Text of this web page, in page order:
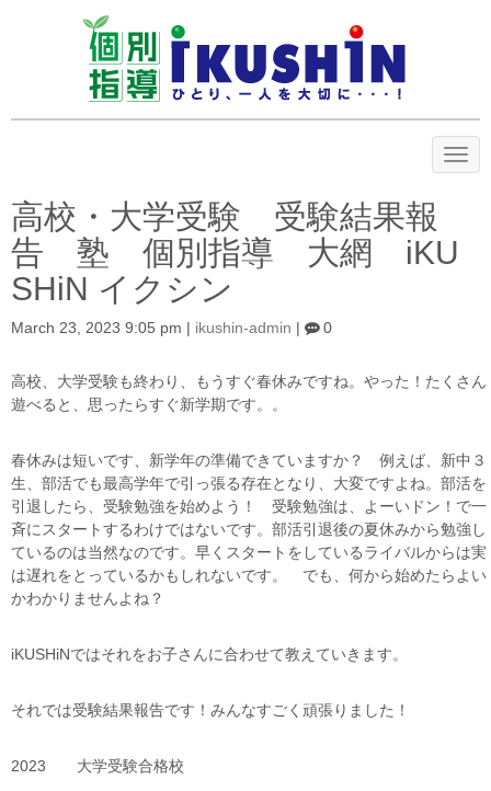
N
a
a
t
高校・大学受験 受験結果報
告 塾 個別指導 大網 iKU
SHiN イクシン
March 23, 2023 9:05 pm | ikushin-admin | 0
高校、大学受験も終わり、もうすぐ春休みですね。やった！たくさん
遊べると、思ったらすぐ新学期です。。
春休みは短いです、新学年の準備できていますか？ 例えば、新中３
生、部活でも最高学年で引っ張る存在となり、大変ですよね。部活を
引退したら、受験勉強を始めよう！ 受験勉強は、よーいドン！で一
斉にスタートするわけではないです。部活引退後の夏休みから勉強し
ているのは当然なのです。早くスタートをしているライバルからは実
は遅れをとっているかもしれないです。 でも、何から始めたらよい
かわかりませんよね？
iKUSHiNではそれをお子さんに合わせて教えていきます。
それでは受験結果報告です！みんなすごく頑張りました！
2023 大学受験合格校